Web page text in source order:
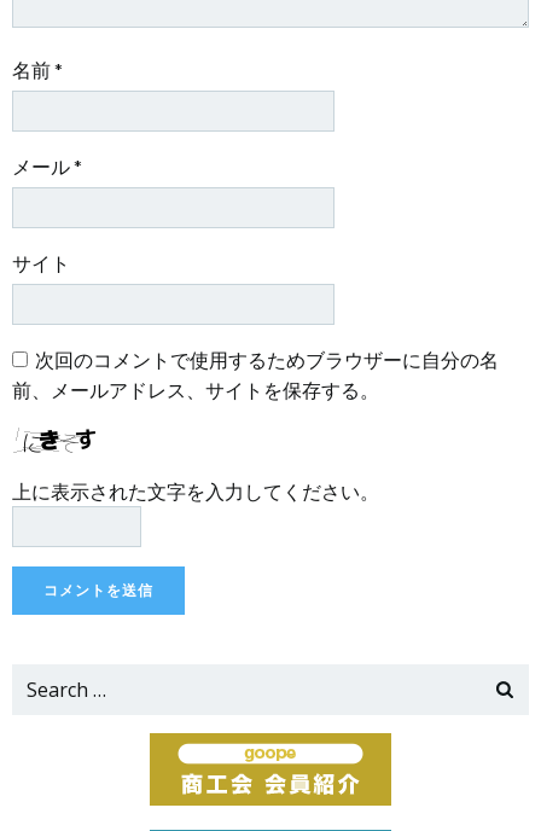
名前*
メール*
サイト
次回のコメントで使用するためブラウザーに自分の名
前、メールアドレス、サイトを保存する。
上に表示された文字を入力してください。
Search